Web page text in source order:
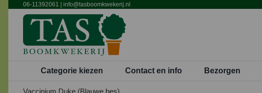
06-11392061 info@tasboomkwekerij.nl
Categorie kiezen Contact en info Bezorgen
Vaccinium Duke (Blauwe bes)